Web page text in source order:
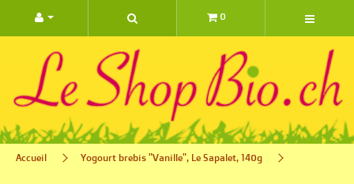
0
Accueil Yogourt brebis "Vanille", Le Sapalet, 140g